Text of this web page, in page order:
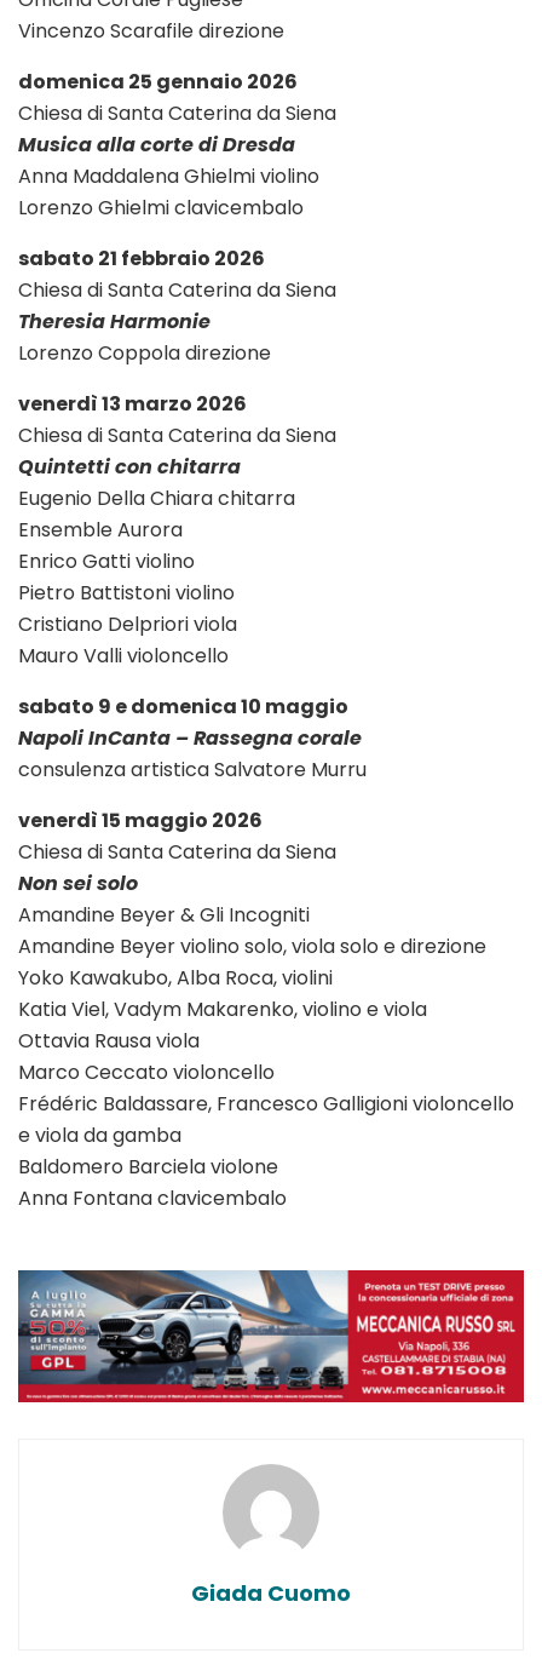
Vincenzo Scarafile direzione
domenica 25 gennaio 2026
Chiesa di Santa Caterina da Siena
Musica alla corte di Dresda
Anna Maddalena Ghielmi violino
Lorenzo Ghielmi clavicembalo
sabato 21 febbraio 2026
Chiesa di Santa Caterina da Siena
Theresia Harmonie
Lorenzo Coppola direzione
venerdì 13 marzo 2026
Chiesa di Santa Caterina da Siena
Quintetti con chitarra
Eugenio Della Chiara chitarra
Ensemble Aurora
Enrico Gatti violino
Pietro Battistoni violino
Cristiano Delpriori viola
Mauro Valli violoncello
sabato 9 e domenica 10 maggio
Napoli InCanta – Rassegna corale
consulenza artistica Salvatore Murru
venerdì 15 maggio 2026
Chiesa di Santa Caterina da Siena
Non sei solo
Amandine Beyer & Gli Incogniti
Amandine Beyer violino solo, viola solo e direzione
Yoko Kawakubo, Alba Roca, violini
Katia Viel, Vadym Makarenko, violino e viola
Ottavia Rausa viola
Marco Ceccato violoncello
Frédéric Baldassare, Francesco Galligioni violoncello
e viola da gamba
Baldomero Barciela violone
Anna Fontana clavicembalo
Giada Cuomo